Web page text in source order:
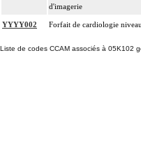
d'imagerie
YYYY002 Forfait de cardiologie
Liste de codes CCAM associés à 05K102